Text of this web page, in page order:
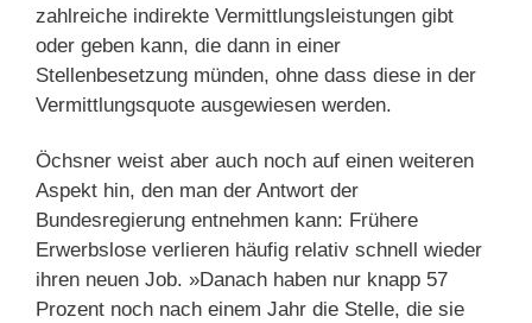
zahlreiche indirekte Vermittlungsleistungen gibt
oder geben kann, die dann in einer
Stellenbesetzung münden, ohne dass diese in der
Vermittlungsquote ausgewiesen werden.
Öchsner weist aber auch noch auf einen weiteren
Aspekt hin, den man der Antwort der
Bundesregierung entnehmen kann: Frühere
Erwerbslose verlieren häufig relativ schnell wieder
ihren neuen Job. »Danach haben nur knapp 57
Prozent noch nach einem Jahr die Stelle, die sie